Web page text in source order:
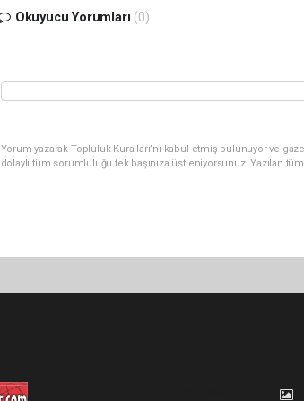
Okuyucu Yorumları (0)
Yorum yazarak Topluluk Kuralları’nı kabul etmiş bulunuyor ve
dolaylı tüm sorumluluğu tek başınıza üstleniyorsunuz. Yazılan